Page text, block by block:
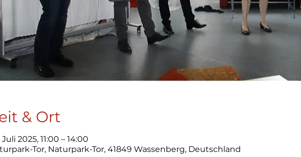
& Ort
Juli 2025, 11:00 – 14:00
Tor, Naturpark-Tor, 41849 Wassenberg, Deutschland